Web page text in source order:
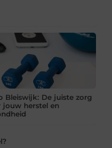
Bleiswijk: De juiste zorg
jouw herstel en